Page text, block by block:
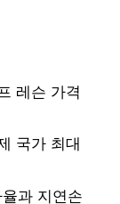
레슨 가격
국가 최대
과 지연손